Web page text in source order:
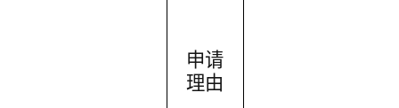
申请
理由